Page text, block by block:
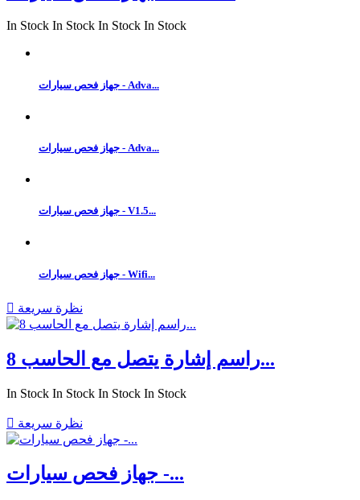
In Stock In Stock In Stock In Stock
جهاز فحص سيارات - Adva...
جهاز فحص سيارات - Adva...
جهاز فحص سيارات - V1.5...
جهاز فحص سيارات - Wifi...
 نظرة سريعة
راسم إشارة يتصل مع الحاسب 8...
In Stock In Stock In Stock In Stock
 نظرة سريعة
جهاز فحص سيارات -...